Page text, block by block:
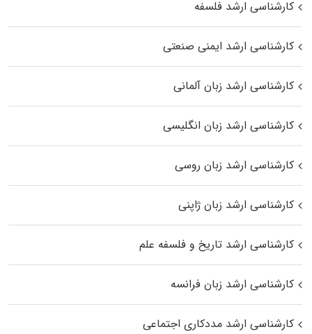
کارشناسی ارشد فلسفه
کارشناسی ارشد ایمنی صنعتی
کارشناسی ارشد زبان آلمانی
کارشناسی ارشد زبان انگلیسی
کارشناسی ارشد زبان روسی
کارشناسی ارشد زبان ژاپنی
کارشناسی ارشد تاریخ و فلسفه علم
کارشناسی ارشد زبان فرانسه
کارشناسی ارشد مددکاری اجتماعی